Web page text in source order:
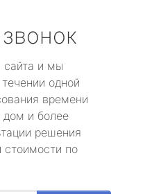
сайта и мы
одной
времени
дом и более
решения
по